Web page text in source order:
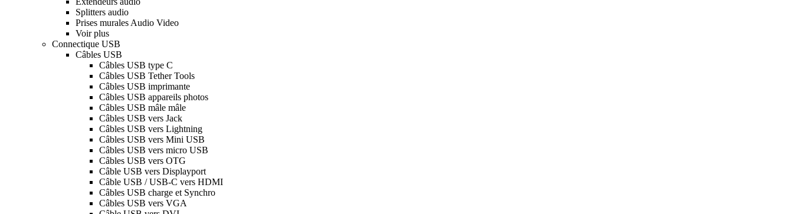
Splitters audio
Prises murales Audio Video
Voir plus
Connectique USB
Câbles USB
Câbles USB type C
Câbles USB Tether Tools
Câbles USB imprimante
Câbles USB appareils photos
Câbles USB mâle mâle
Câbles USB vers Jack
Câbles USB vers Lightning
Câbles USB vers Mini USB
Câbles USB vers micro USB
Câbles USB vers OTG
Câble USB vers Displayport
Câble USB / USB-C vers HDMI
Câbles USB charge et Synchro
Câbles USB vers VGA